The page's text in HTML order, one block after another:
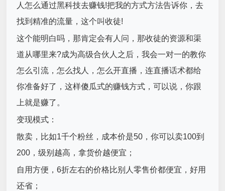
人怎么通过黑科技去赚钱!把我的方式方法告诉你，去
找到精准的流量，这个叫收徒!
这个能明白吗，那肯定会有人问，那收徒的资源和渠
道从哪里来?成为高级合伙人之后，我会一对一的教你
怎么引流，怎么找人，怎么开直播，连直播话术都给
你准备好了，这样傻瓜式的赚钱方式，可以说，你跟
上就是赚了。
变现模式：
散卖，比如1千个粉丝，成本价是50，你可以卖100到
200，级别越高，拿货价越便宜；
自用方便，6折左右的价格比别人零售价都便宜，好用
还省；